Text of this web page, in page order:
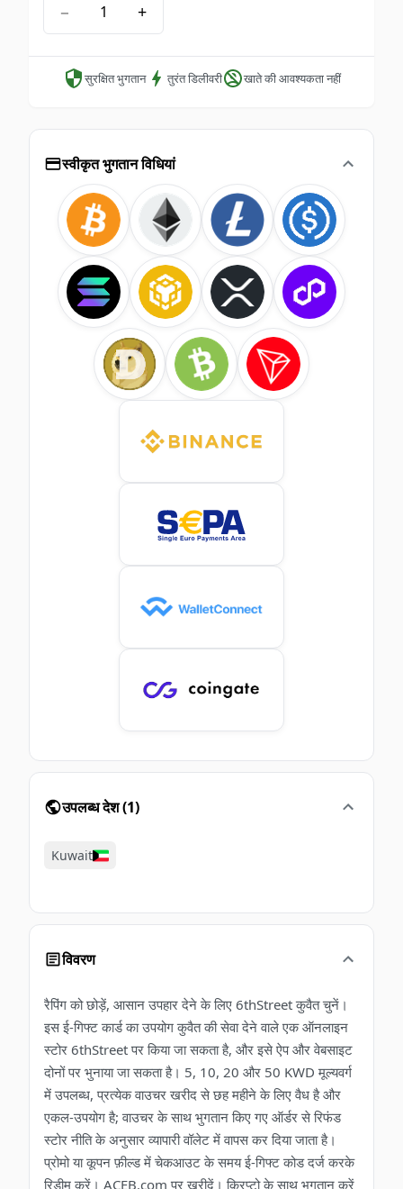
− +
सुरक्षित भुगतान तुरंत डिलीवरी खाते की आवश्यकता नहीं
स्वीकृत भुगतान विधियां
उपलब्ध देश(1)
Kuwait
विवरण
रैपिंग को छोड़ें, आसान उपहार देने के लिए 6thStreet कुवैत चुनें।
इस ई-गिफ्ट कार्ड का उपयोग कुवैत की सेवा देने वाले एक ऑनलाइन
स्टोर 6thStreet पर किया जा सकता है, और इसे ऐप और वेबसाइट
दोनों पर भुनाया जा सकता है। 5, 10, 20 और 50 KWD मूल्यवर्ग
में उपलब्ध, प्रत्येक वाउचर खरीद से छह महीने के लिए वैध है और
एकल-उपयोग है; वाउचर के साथ भुगतान किए गए ऑर्डर से रिफंड
स्टोर नीति के अनुसार व्यापारी वॉलेट में वापस कर दिया जाता है।
प्रोमो या कूपन फ़ील्ड में चेकआउट के समय ई-गिफ्ट कोड दर्ज करके
रिडीम करें। ACEB.com पर खरीदें। क्रिप्टो के साथ भुगतान करें